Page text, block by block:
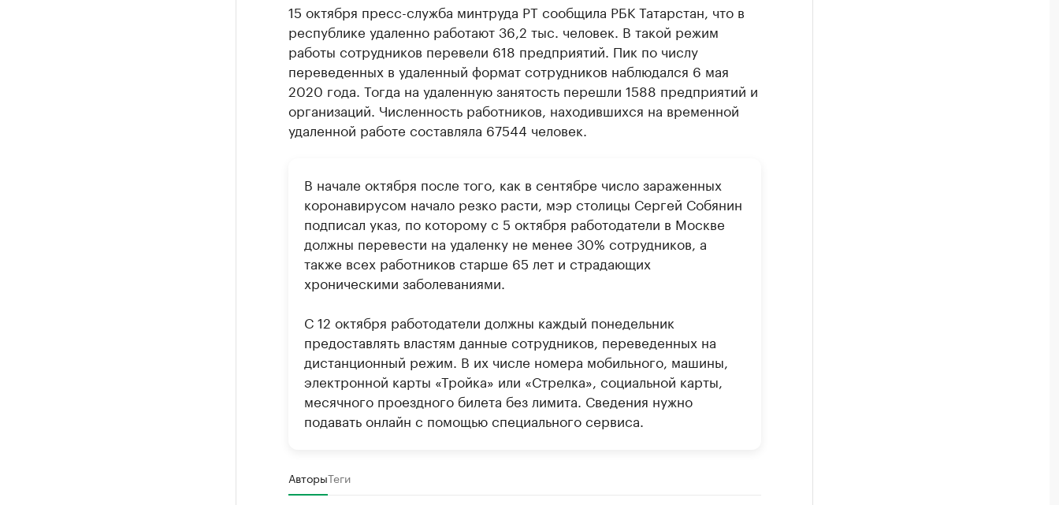
15 октября пресс-служба минтруда РТ сообщила РБК Татарстан, что в
республике удаленно работают 36,2 тыс. человек. В такой режим
работы сотрудников перевели 618 предприятий. Пик по числу
переведенных в удаленный формат сотрудников наблюдался 6 мая
2020 года. Тогда на удаленную занятость перешли 1588 предприятий и
организаций. Численность работников, находившихся на временной
удаленной работе составляла 67544 человек.
В начале октября после того, как в сентябре число зараженных
коронавирусом начало резко расти, мэр столицы Сергей Собянин
подписал указ, по которому с 5 октября работодатели в Москве
должны перевести на удаленку не менее 30% сотрудников, а
также всех работников старше 65 лет и страдающих
хроническими заболеваниями.
С 12 октября работодатели должны каждый понедельник
предоставлять властям данные сотрудников, переведенных на
дистанционный режим. В их числе номера мобильного, машины,
электронной карты «Тройка» или «Стрелка», социальной карты,
месячного проездного билета без лимита. Сведения нужно
подавать онлайн с помощью специального сервиса.
АвторыТеги